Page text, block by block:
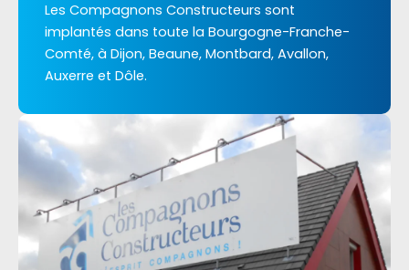
Les Compagnons Constructeurs sont
implantés dans toute la Bourgogne-Franche-
Comté, à Dijon, Beaune, Montbard, Avallon,
Auxerre et Dôle.